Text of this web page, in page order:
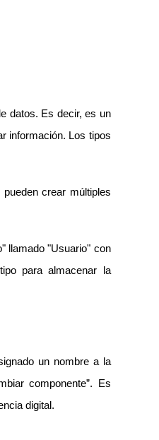
datos. Es decir, es un
información. Los tipos
crear múltiples
llamado "Usuario" con
para almacenar la
un nombre a la
componente”. Es
digital.